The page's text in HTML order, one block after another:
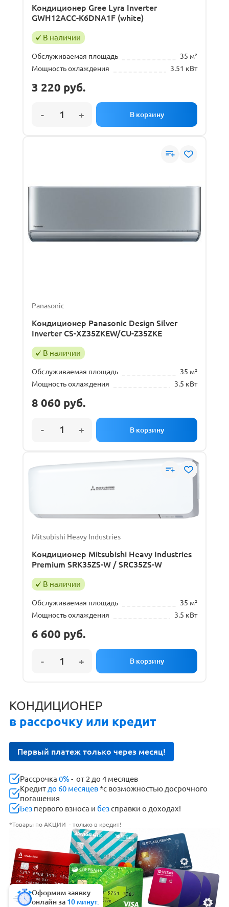
Кондиционер Gree Lyra Inverter
GWH12ACC-K6DNA1F (white)
В наличии
Обслуживаемая площадь
35 м²
Мощность охлаждения
3.51 кВт
3 220 руб.
Panasonic
Кондиционер Panasonic Design Silver
Inverter CS-XZ35ZKEW/CU-Z35ZKE
В наличии
Обслуживаемая площадь
35 м²
Мощность охлаждения
3.5 кВт
8 060 руб.
Mitsubishi Heavy Industries
Кондиционер Mitsubishi Heavy Industries
Premium SRK35ZS-W / SRC35ZS-W
В наличии
Обслуживаемая площадь
35 м²
Мощность охлаждения
3.5 кВт
6 600 руб.
КОНДИЦИОНЕР
в рассрочку или кредит
Первый платеж только через месяц!
Рассрочка0% - от 2 до 4 месяцев
Кредитдо 60 месяцев*с возможностью досрочного
погашения
Без первого взноса и безсправки о доходах!
*Товары по АКЦИИ - только в кредит!
Оформим заявку
онлайн за 10 минут.